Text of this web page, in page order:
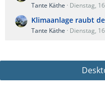
Tante Käthe Dienstag,
Klimaanlage raubt
Tante Käthe Dienstag,